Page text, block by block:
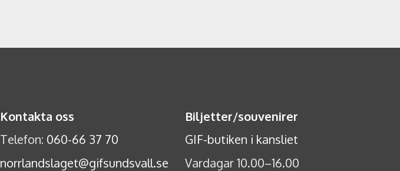
Kontakta oss
Telefon: 060-66 37 70
norrlandslaget@gifsundsvall.se
Biljetter/souvenirer
GIF-butiken i kansliet
Vardagar 10.00–16.00